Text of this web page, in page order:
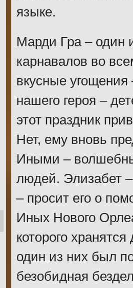
языке.
Марди Гра – один
карнавалов во
вкусные угощения
нашего героя –
этот праздник
Нет, ему вновь
Иными –
людей. Элизабет
– просит его о
Иных Нового
которого
один из них был
безобидная